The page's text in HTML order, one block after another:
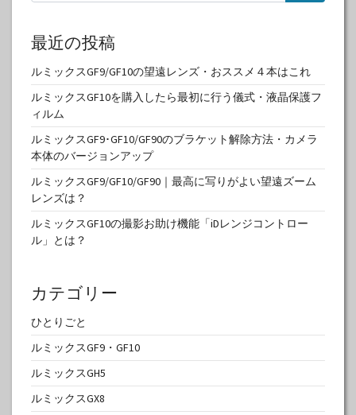
最近の投稿
ルミックスGF9/GF10の望遠レンズ・おススメ４本はこれ
ルミックスGF10を購入したら最初に行う儀式・液晶保護フ
ィルム
ルミックスGF9･GF10/GF90のブラケット解除方法・カメラ
本体のバージョンアップ
ルミックスGF9/GF10/GF90｜最高に写りがよい望遠ズーム
レンズは？
ルミックスGF10の撮影お助け機能「iDレンジコントロー
ル」とは？
カテゴリー
ひとりごと
ルミックスGF9・GF10
ルミックスGH5
ルミックスGX8